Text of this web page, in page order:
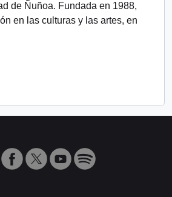
de Ñuñoa. Fundada en 1988,
en las culturas y las artes, en